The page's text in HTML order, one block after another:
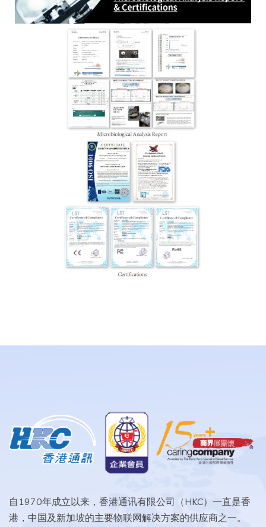
自1970年成立以来，香港通讯有限公司（HKC）一直是香
港，中国及新加坡的主要物联网解决方案的供应商之一。